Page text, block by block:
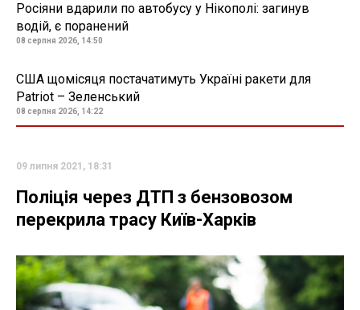
Росіяни вдарили по автобусу у Нікополі: загинув
водій, є поранений
08 серпня 2026, 14:50
США щомісяця постачатимуть Україні ракети для
Patriot – Зеленський
08 серпня 2026, 14:22
09 липня 2021, 18:31
Поліція через ДТП з бензовозом
перекрила трасу Київ-Харків